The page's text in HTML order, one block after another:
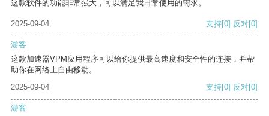
这款软件的功能非常强大，可以满足我日常使用的需求。
2025-09-04 支持[0] 反对[0]
游客
这款加速器VPM应用程序可以给你提供最高速度和安全性的连接，并帮
助你在网络上自由移动。
2025-09-04
支持[0] 反对[0]
游客